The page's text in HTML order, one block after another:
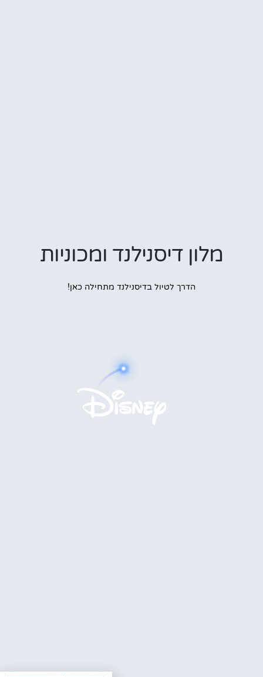
מלון דיסנילנד ומכוניות
הדרך לטיול בדיסנילנד מתחילה כאן!